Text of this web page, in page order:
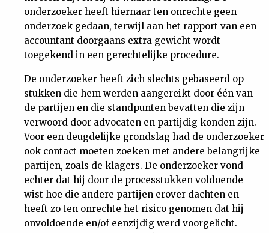
onderzoeker heeft hiernaar ten onrechte geen
onderzoek gedaan, terwijl aan het rapport van een
accountant doorgaans extra gewicht wordt
toegekend in een gerechtelijke procedure.
De onderzoeker heeft zich slechts gebaseerd op
stukken die hem werden aangereikt door één van
de partijen en die standpunten bevatten die zijn
verwoord door advocaten en partijdig konden zijn.
Voor een deugdelijke grondslag had de onderzoeker
ook contact moeten zoeken met andere belangrijke
partijen, zoals de klagers. De onderzoeker vond
echter dat hij door de processtukken voldoende
wist hoe die andere partijen erover dachten en
heeft zo ten onrechte het risico genomen dat hij
onvoldoende en/of eenzijdig werd voorgelicht.